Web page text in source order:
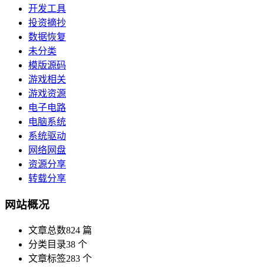
开发工具
投资摘抄
数据恢复
未分类
模版源码
游戏相关
游戏资源
电子电路
电脑系统
系统驱动
网络网盘
资源分享
转载分享
网站概况
文章总数824 篇
分类目录38 个
文章标签283 个